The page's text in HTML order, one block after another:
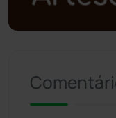
Presidente
Rio de Contas